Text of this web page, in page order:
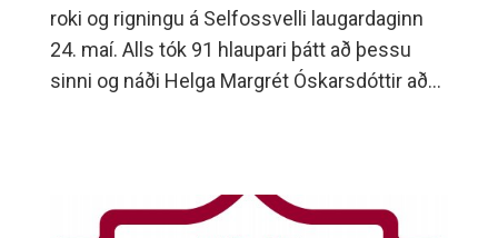
roki og rigningu á Selfossvelli laugardaginn
24. maí. Alls tók 91 hlaupari þátt að þessu
sinni og náði Helga Margrét Óskarsdóttir að